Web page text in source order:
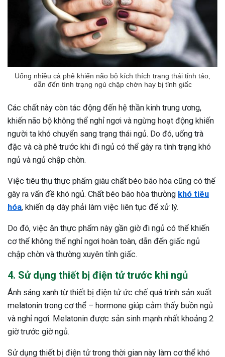
Uống nhiều cà phê khiến não bộ kích thích trạng thái tỉnh táo,
dẫn đến tình trạng ngủ chập chờn hay bị tỉnh giấc
Các chất này còn tác động đến hệ thần kinh trung ương,
khiến não bộ không thể nghỉ ngơi và ngừng hoạt động khiến
người ta khó chuyển sang trạng thái ngủ. Do đó, uống trà
đặc và cà phê trước khi đi ngủ có thể gây ra tình trạng khó
ngủ và ngủ chập chờn.
Việc tiêu thụ thực phẩm giàu chất béo bão hòa cũng có thể
gây ra vấn đề khó ngủ. Chất béo bão hòa thường khó tiêu
hóa, khiến dạ dày phải làm việc liên tục để xử lý.
Do đó, việc ăn thực phẩm này gần giờ đi ngủ có thể khiến
cơ thể không thể nghỉ ngơi hoàn toàn, dẫn đến giấc ngủ
chập chờn và thường xuyên tỉnh giấc.
4. Sử dụng thiết bị điện tử trước khi ngủ
Ánh sáng xanh từ thiết bị điện tử ức chế quá trình sản xuất
melatonin trong cơ thể – hormone giúp cảm thấy buồn ngủ
và nghỉ ngơi. Melatonin được sản sinh mạnh nhất khoảng 2
giờ trước giờ ngủ.
Sử dụng thiết bị điện tử trong thời gian này làm cơ thể khó